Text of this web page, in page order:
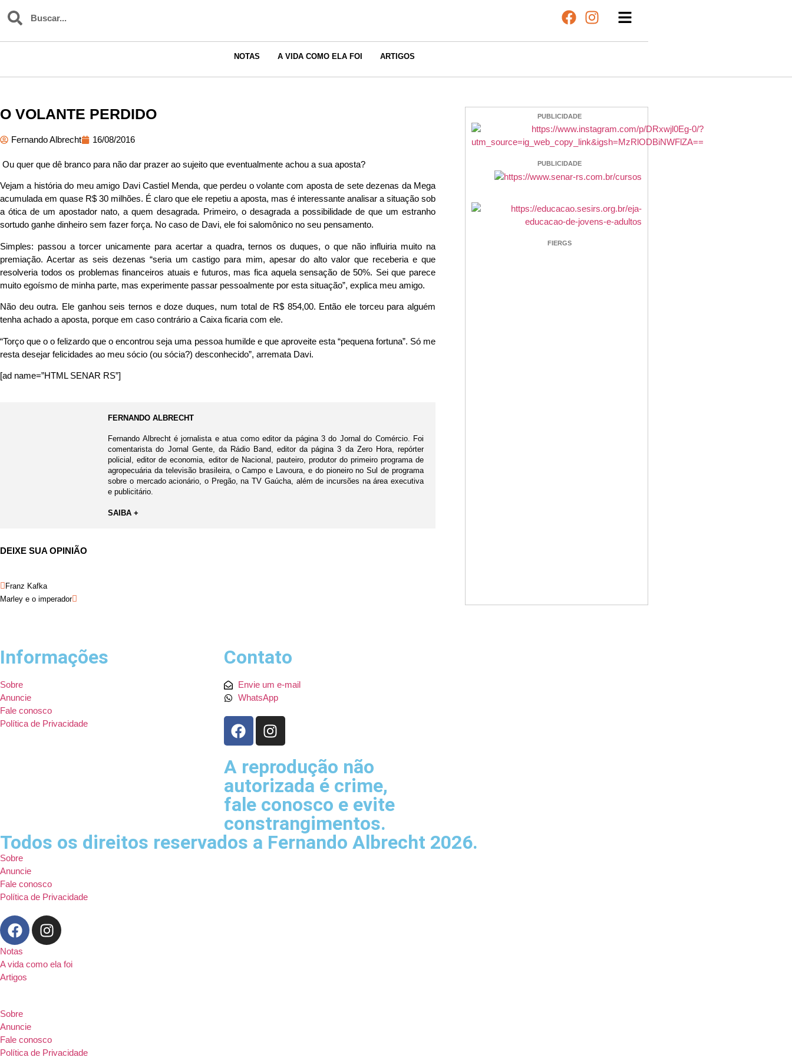
NOTAS A VIDA COMO ELA FOI ARTIGOS
O VOLANTE PERDIDO
Fernando Albrecht 16/08/2016
Ou quer que dê branco para não dar prazer ao sujeito que eventualmente achou a sua aposta?
Vejam a história do meu amigo Davi Castiel Menda, que perdeu o volante com aposta de sete dezenas da Mega
acumulada em quase R$ 30 milhões. É claro que ele repetiu a aposta, mas é interessante analisar a situação sob
a ótica de um apostador nato, a quem desagrada. Primeiro, o desagrada a possibilidade de que um estranho
sortudo ganhe dinheiro sem fazer força. No caso de Davi, ele foi salomônico no seu pensamento.
Simples: passou a torcer unicamente para acertar a quadra, ternos os duques, o que não influiria muito na
premiação. Acertar as seis dezenas “seria um castigo para mim, apesar do alto valor que receberia e que
resolveria todos os problemas financeiros atuais e futuros, mas fica aquela sensação de 50%. Sei que parece
muito egoísmo de minha parte, mas experimente passar pessoalmente por esta situação”, explica meu amigo.
Não deu outra. Ele ganhou seis ternos e doze duques, num total de R$ 854,00. Então ele torceu para alguém
tenha achado a aposta, porque em caso contrário a Caixa ficaria com ele.
“Torço que o o felizardo que o encontrou seja uma pessoa humilde e que aproveite esta “pequena fortuna”. Só me
resta desejar felicidades ao meu sócio (ou sócia?) desconhecido”, arremata Davi.
[ad name=”HTML SENAR RS”]
FERNANDO ALBRECHT
Fernando Albrecht é jornalista e atua como editor da página 3 do Jornal do Comércio. Foi
comentarista do Jornal Gente, da Rádio Band, editor da página 3 da Zero Hora, repórter
policial, editor de economia, editor de Nacional, pauteiro, produtor do primeiro programa de
agropecuária da televisão brasileira, o Campo e Lavoura, e do pioneiro no Sul de programa
sobre o mercado acionário, o Pregão, na TV Gaúcha, além de incursões na área executiva
e publicitário.
SAIBA +
DEIXE SUA OPINIÃO
Franz Kafka
Marley e o imperador
PUBLICIDADE
PUBLICIDADE
FIERGS
Informações
Sobre
Anuncie
Fale conosco
Política de Privacidade
Contato
Envie um e-mail
WhatsApp
A reprodução não
autorizada é crime,
fale conosco e evite
constrangimentos.
Todos os direitos reservados a Fernando Albrecht 2026.
Sobre
Anuncie
Fale conosco
Política de Privacidade
Notas
A vida como ela foi
Artigos
Sobre
Anuncie
Fale conosco
Política de Privacidade